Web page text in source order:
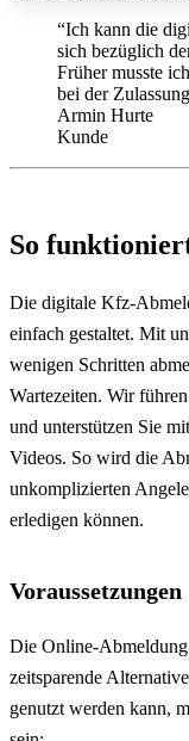
“Ich kann die
sich bezüglich
Früher musste
bei der
Armin Hurte
Kunde
So
Die digitale Kfz-
einfach gestaltet. Mit
wenigen Schritten
Wartezeiten. Wir
und unterstützen Sie
Videos. So wird die
unkomplizierten
erledigen können.
Voraussetzungen
Die Online-Abmeldung
zeitsparende
genutzt werden kann,